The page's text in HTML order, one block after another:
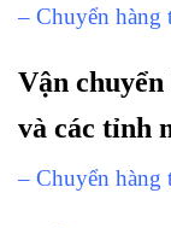
– Chuyển
Vận
và các tỉnh
– Chuyển